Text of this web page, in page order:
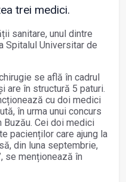
trei medici.
sanitare, unul dintre
Spitalul Universitar de
se află în cadrul
are în structură 5 paturi.
cu doi medici
în urma unui concurs
Cei doi medici
pacienților care ajung la
din luna septembrie,
se menționează în